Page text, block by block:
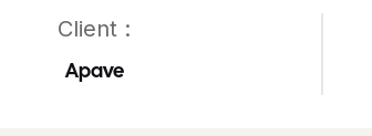
Client :
Apave